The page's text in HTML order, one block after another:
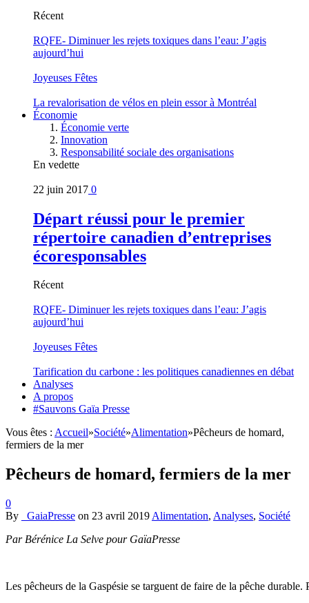
Récent
RQFE- Diminuer les rejets toxiques dans l’eau: J’agis
aujourd’hui
Joyeuses Fêtes
La revalorisation de vélos en plein essor à Montréal
Économie
Économie verte
Innovation
Responsabilité sociale des organisations
En vedette
22 juin 2017 0
Départ réussi pour le premier
répertoire canadien d’entreprises
écoresponsables
Récent
RQFE- Diminuer les rejets toxiques dans l’eau: J’agis
aujourd’hui
Joyeuses Fêtes
Tarification du carbone : les politiques canadiennes en débat
Analyses
A propos
#Sauvons Gaïa Presse
Vous êtes : Accueil»Société»Alimentation»Pêcheurs de homard,
fermiers de la mer
Pêcheurs de homard, fermiers de la mer
0
By
_GaiaPresse on 23 avril 2019 Alimentation, Analyses, Société
Par Bérénice La Selve pour GaïaPresse
Les pêcheurs de la Gaspésie se targuent de faire de la pêche